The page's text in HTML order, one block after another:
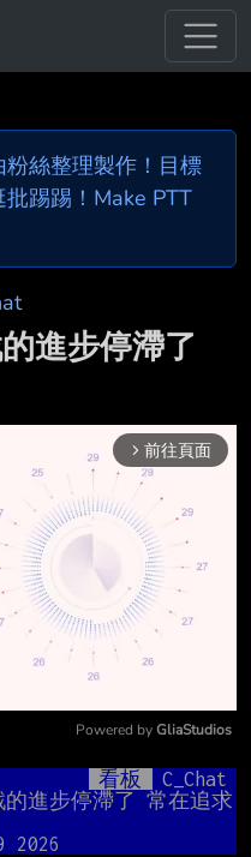
絲整理製作！目標
踢踢！Make PTT
進步停滯了
arrow_forward_ios 前往頁面
Mute
Powered by GliaStudios
看板
C_Chat
進步停滯了 常在追求
2026